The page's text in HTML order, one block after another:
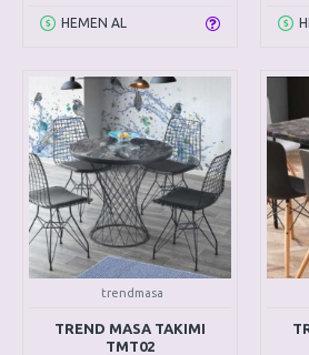
HEMEN AL
trendmasa
TREND MASA TAKIMI
TMT02